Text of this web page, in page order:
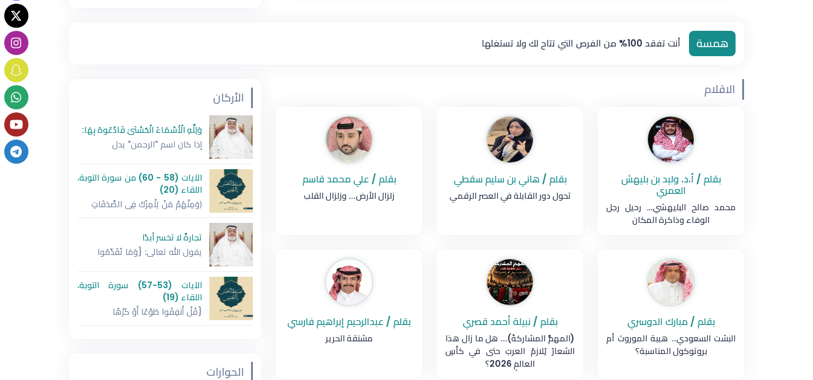
همسة أنت تفقد 100% من الفرص التي تتاح لك ولا تستغلها
الاقلام
بقلم / أ.د. وليد بن بليهش
العمري
محمد صالح البليهشي… رحيل رجل
الوفاء وذاكرة المكان
بقلم / هاني بن سليم سقطي
تحول دور القابلة في العصر الرقمي
بقلم / علي محمد قاسم
زلزال الأرض... وزلزال القلب
بقلم / مبارك الدوسري
البشت السعودي.. هيبة الموروث أم
بروتوكول المناسبة؟
بقلم / نبيلة أحمد قصري
(المهمُّ المشاركةُ)... هل ما زال هذا
الشعارُ يُلازمُ العربَ حتى في كأسِ
العالمِ 2026؟
بقلم / عبدالرحيم إبراهيم فارسي
مشنقة الحرير
الأركان
وَلِلَّهِ الْأَسْمَاءُ الْحُسْنَىٰ فَادْعُوهُ بِهَا:
إذا كان اسم "الرحمن" يدل
الآيات (58 - 60) من سورة التوبة،
اللقاء (20)
﴿وَمِنْهُمْ مَنْ يَلْمِزُكَ فِي الصَّدَقَاتِ
تجارةٌ لا تخسر أبدًا
يقول الله تعالى: {وَمَا تُقَدِّمُوا
الآيات (53-57) سورة التوبة،
اللقاء (19)
{قُلْ أَنفِقُوا طَوْعًا أَوْ كَرْهًا
الحوارات